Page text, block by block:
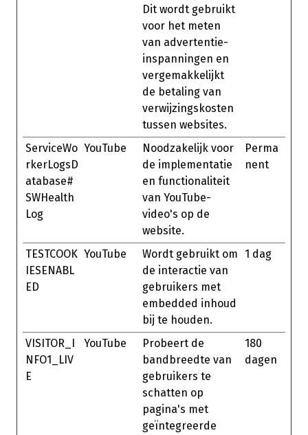
Dit wordt gebruikt
voor het meten
van advertentie-
inspanningen en
vergemakkelijkt
de betaling van
verwijzingskosten
tussen websites.
ServiceWo
rkerLogsD
atabase#
SWHealth
Log
YouTube
Noodzakelijk voor
de implementatie
en functionaliteit
van YouTube-
video's op de
website.
Perma
nent
TESTCOOK
IESENABL
ED
YouTube
Wordt gebruikt om
de interactie van
gebruikers met
embedded inhoud
bij te houden.
1 dag
VISITOR_I
NFO1_LIV
E
YouTube
Probeert de
bandbreedte van
gebruikers te
schatten op
pagina's met
geïntegreerde
180
dagen